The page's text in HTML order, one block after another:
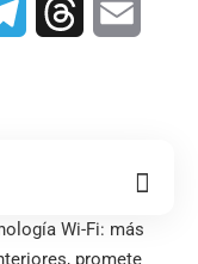
TelegramThreads
Wi-Fi: más
promete